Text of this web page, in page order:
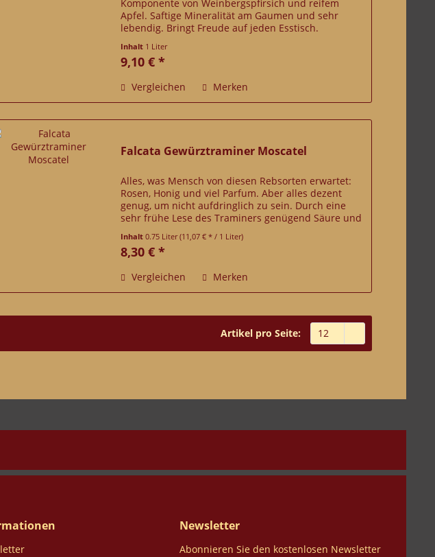
Komponente von Weinbergspfirsich und reifem
Apfel. Saftige Mineralität am Gaumen und sehr
lebendig. Bringt Freude auf jeden Esstisch.
Inhalt 1 Liter
9,10 € *
Vergleichen Merken
Falcata Gewürztraminer Moscatel
Alles, was Mensch von diesen Rebsorten erwartet:
Rosen, Honig und viel Parfum. Aber alles dezent
genug, um nicht aufdringlich zu sein. Durch eine
sehr frühe Lese des Traminers genügend Säure und
Inhalt0.75 Liter(11,07 € * / 1 Liter)
8,30 € *
Vergleichen Merken
Artikel pro Seite:
Newsletter
Abonnieren Sie den kostenlosen Newsletter